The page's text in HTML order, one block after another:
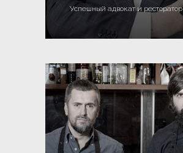
Успешный адвокат и ресторатор